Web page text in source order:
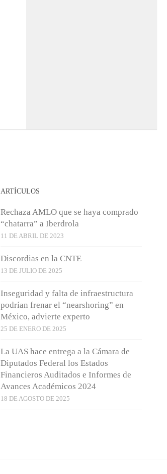
ARTÍCULOS
Rechaza AMLO que se haya comprado
“chatarra” a Iberdrola
11 DE ABRIL DE 2023
Discordias en la CNTE
13 DE JULIO DE 2025
Inseguridad y falta de infraestructura
podrían frenar el “nearshoring” en
México, advierte experto
25 DE ENERO DE 2025
La UAS hace entrega a la Cámara de
Diputados Federal los Estados
Financieros Auditados e Informes de
Avances Académicos 2024
18 DE AGOSTO DE 2025